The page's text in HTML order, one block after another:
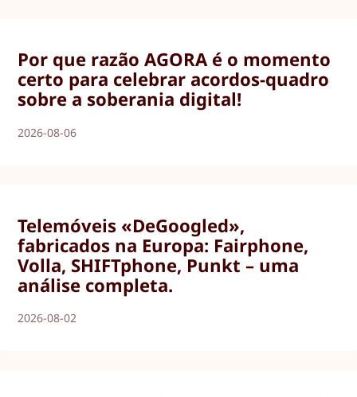
Por que razão AGORA é o momento
certo para celebrar acordos-quadro
sobre a soberania digital!
2026-08-06
Telemóveis «DeGoogled»,
fabricados na Europa: Fairphone,
Volla, SHIFTphone, Punkt – uma
análise completa.
2026-08-02